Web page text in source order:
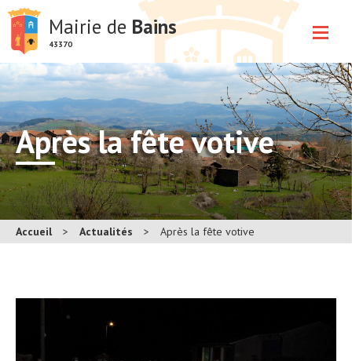
Mairie de Bains
43370
Après la fête votive
Accueil > Actualités > Après la fête votive